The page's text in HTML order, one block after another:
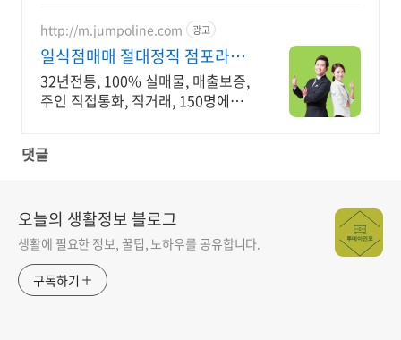
http://m.jumpoline.com 광고
일식점매매 절대정직 점포라인
빠른 직거래 & 안전중개거래
32년전통, 100% 실매물, 매출보증,
주인 직접통화, 직거래, 150명에이
댓글
오늘의 생활정보 블로그
생활에 필요한 정보, 꿀팁, 노하우를 공유합니다.
구독하기